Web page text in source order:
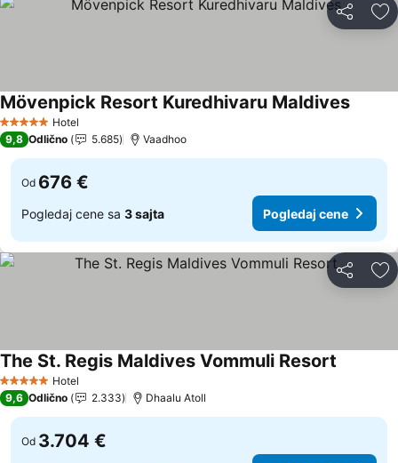
Deli
5 ZvezdiceHotel
Mövenpick Resort Kuredhivaru Maldives
9,8 Odlično 5.685 Vaadhoo
Od 676 €
Pogledaj cene sa 3 sajta Pogledaj cene
Deli
5 ZvezdiceHotel
The St. Regis Maldives Vommuli Resort
9,6 Odlično 2.333 Dhaalu Atoll
Od 3.704 €